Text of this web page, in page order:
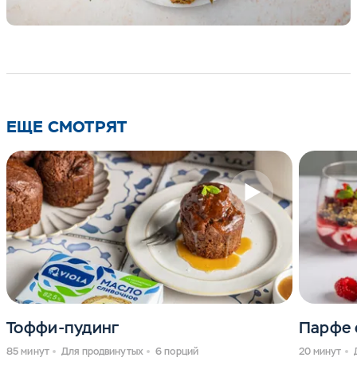
ЕЩЕ СМОТРЯТ
Тоффи-пудинг
85 минут Для продвинутых 6 порций
Парфе
20 минут